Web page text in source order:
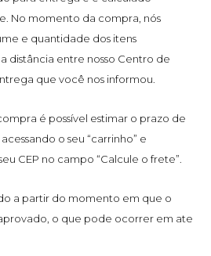
No momento da compra, nós
e quantidade dos itens
distância entre nosso Centro de
que você nos informou.
é possível estimar o prazo de
o seu “carrinho” e
CEP no campo “Calcule o frete”.
a partir do momento em que o
o que pode ocorrer em ate